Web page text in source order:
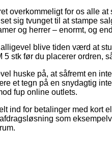
overkommeligt for os alle
sig tvunget til at stampe
og herrer – enormt, og
blive tiden værd at
5 stk før du placerer ordren,
huske på, at såfremt en
et tegn på en snydagtig
fup online outlets.
ind for betalinger med kort
som